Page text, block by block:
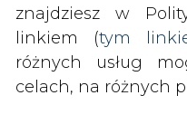
znajdziesz w
linkiem (tym
różnych usług
celach, na różnych
się przejęciu
tę
swoje